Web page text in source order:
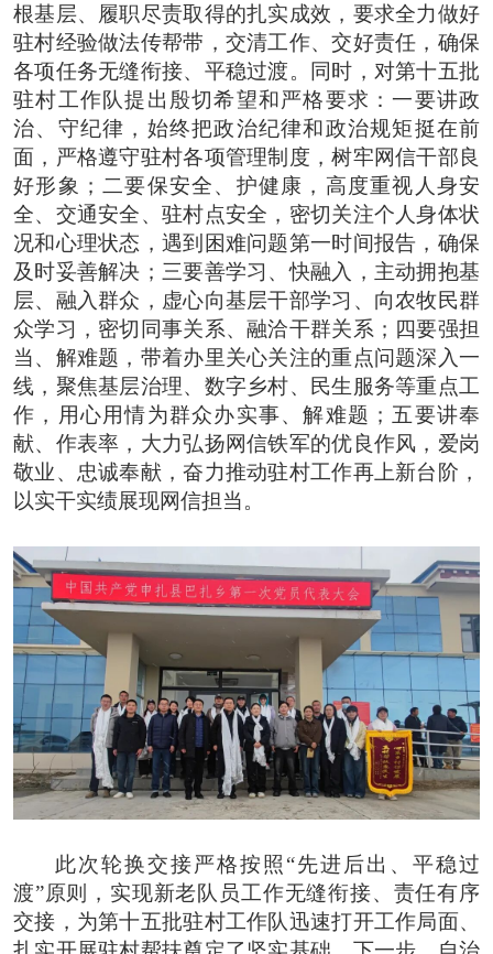
根基层、履职尽责取得的扎实成效，要求全力做好
驻村经验做法传帮带，交清工作、交好责任，确保
各项任务无缝衔接、平稳过渡。同时，对第十五批
驻村工作队提出殷切希望和严格要求：一要讲政
治、守纪律，始终把政治纪律和政治规矩挺在前
面，严格遵守驻村各项管理制度，树牢网信干部良
好形象； 二要保安全、护健康，高度重视人身安
全、交通安全、驻村点安全，密切关注个人身体状
况和心理状态，遇到困难问题第一时间报告，确保
及时妥善解决； 三要善学习、快融入，主动拥抱基
层、融入群众，虚心向基层干部学习、向农牧民群
众学习，密切同事关系、融洽干群关系； 四要强担
当、解难题，带着办里关心关注的重点问题深入一
线，聚焦基层治理、数字乡村、民生服务等重点工
作，用心用情为群众办实事、解难题； 五要讲奉
献、作表率，大力弘扬网信铁军的优良作风，爱岗
敬业、忠诚奉献，奋力推动驻村工作再上新台阶，
以实干实绩展现网信担当。
此次轮换交接严格按照“先进后出、平稳过
渡”原则，实现新老队员工作无缝衔接、责任有序
交接，为第十五批驻村工作队迅速打开工作局面、